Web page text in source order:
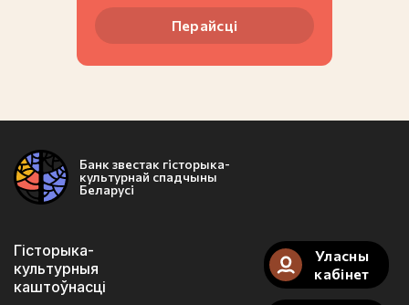
Перайсці
Банк звестак гісторыка-
культурнай спадчыны
Беларусі
Гісторыка-
культурныя
каштоўнасці
Уласны
кабінет